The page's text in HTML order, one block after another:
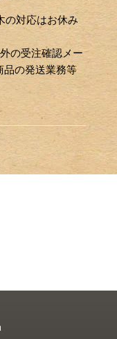
の対応はお休み
の受注確認メー
品の発送業務等